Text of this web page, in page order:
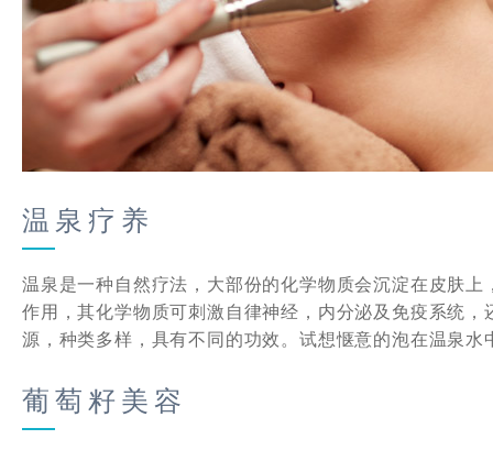
温泉疗养
温泉是一种自然疗法，大部份的化学物质会沉淀在皮肤
作用，其化学物质可刺激自律神经，内分泌及免疫系统
源，种类多样，具有不同的功效。试想惬意的泡在温泉
葡萄籽美容